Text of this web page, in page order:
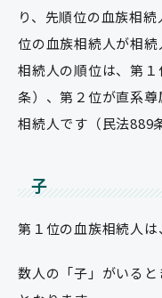
り、先順位の血族相
位の血族相続人が相
相続人の順位は、第
条）、第２位が直系
相続人です（民法889
子
第１位の血族相続人は
数人の「子」がいる